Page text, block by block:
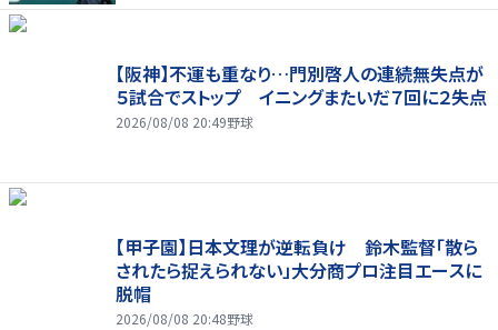
【阪神】不運も重なり…門別啓人の連続無失点が
５試合でストップ イニングまたいだ７回に２失点
2026/08/08 20:49野球
【甲子園】日本文理が逆転負け 鈴木監督「散ら
されたら捉えられない」大分商プロ注目エースに
脱帽
2026/08/08 20:48野球